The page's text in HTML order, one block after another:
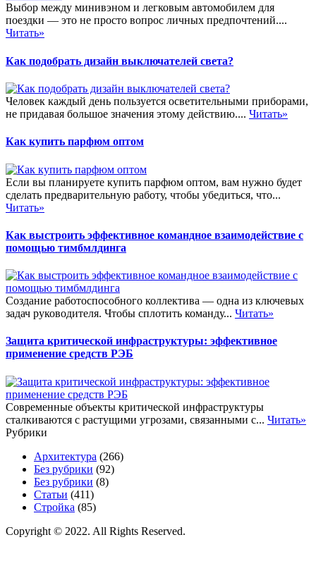
Выбор между минивэном и легковым автомобилем для
поездки — это не просто вопрос личных предпочтений....
Читать»
Как подобрать дизайн выключателей света?
Человек каждый день пользуется осветительными приборами,
не придавая большое значения этому действию.... Читать»
Как купить парфюм оптом
Если вы планируете купить парфюм оптом, вам нужно будет
сделать предварительную работу, чтобы убедиться, что...
Читать»
Как выстроить эффективное командное взаимодействие с
помощью тимбмлдинга
Создание работоспособного коллектива — одна из ключевых
задач руководителя. Чтобы сплотить команду... Читать»
Защита критической инфраструктуры: эффективное
применение средств РЭБ
Современные объекты критической инфраструктуры
сталкиваются с растущими угрозами, связанными с... Читать»
Рубрики
Архитектура (266)
Без рубрики (92)
Без рубрики (8)
Статьи (411)
Стройка (85)
Copyright © 2022. All Rights Reserved.